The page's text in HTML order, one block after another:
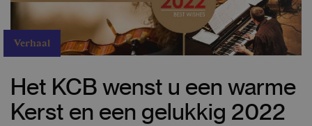
Verhaal
Het KCB wenst u een warme
Kerst en een gelukkig 2022